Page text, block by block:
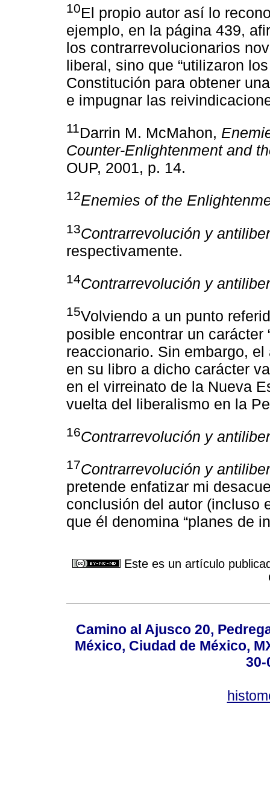
10El propio autor así lo
ejemplo, en la página 439,
los contrarrevolucionarios
liberal, sino que “utilizaron
Constitución para obtener
e impugnar las
11Darrin M. McMahon,
Counter-Enlightenment and
OUP, 2001, p. 14.
12Enemies of the
13Contrarrevolución y
respectivamente.
14Contrarrevolución y
15Volviendo a un punto
posible encontrar un carácter
reaccionario. Sin embargo,
en su libro a dicho carácter
en el virreinato de la Nueva
vuelta del liberalismo en la
16Contrarrevolución y
17Contrarrevolución y
pretende enfatizar mi
conclusión del autor (incluso
que él denomina “planes de
Este es un artículo
Camino al Ajusco 20,
México, Ciudad de México,
30-